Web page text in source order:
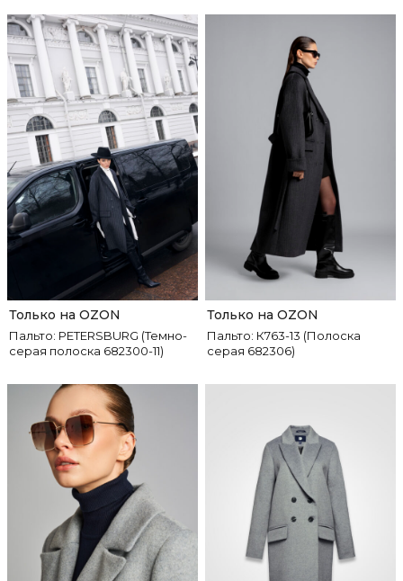
Пальто: PETERSBURG (Темно-
серая полоска 682300-11)
Только на OZON
Пальто: К763-13 (Полоска
серая 682306)
Только на OZON